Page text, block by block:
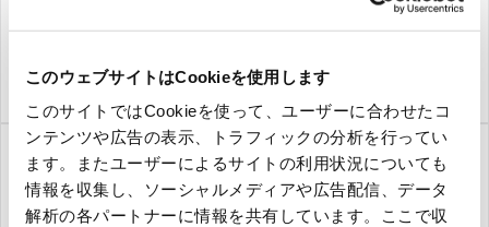
このウェブサイトはCookieを使用します
このサイトではCookieを使って、ユーザーに合わせたコ
ンテンツや広告の表示、トラフィックの分析を行ってい
ます。またユーザーによるサイトの利用状況についても
情報を収集し、ソーシャルメディアや広告配信、データ
解析の各パートナーに情報を共有しています。ここで収
Kyoto Robotics Corporation
Quuppa
Quuppa